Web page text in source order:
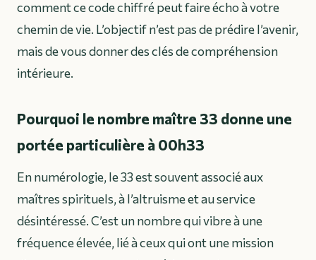
comment ce code chiffré peut faire écho à votre
chemin de vie. L’objectif n’est pas de prédire l’avenir,
mais de vous donner des clés de compréhension
intérieure.
Pourquoi le nombre maître 33 donne une
portée particulière à 00h33
En numérologie, le 33 est souvent associé aux
maîtres spirituels, à l’altruisme et au service
désintéressé. C’est un nombre qui vibre à une
fréquence élevée, lié à ceux qui ont une mission